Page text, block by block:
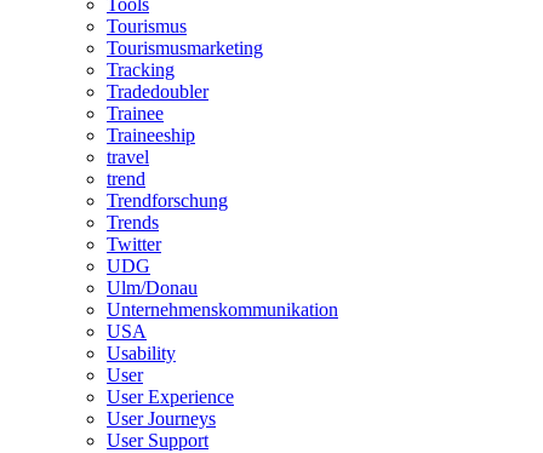
Tourismus
Tourismusmarketing
Tracking
Tradedoubler
Trainee
Traineeship
travel
trend
Trendforschung
Trends
Twitter
UDG
Ulm/Donau
Unternehmenskommunikation
USA
Usability
User
User Experience
User Journeys
User Support